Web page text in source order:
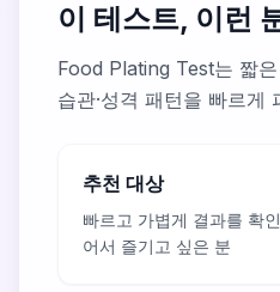
이 테스트, 이런
Food Plating Test는 짧
습관·성격 패턴을 빠르게
추천 대상
빠르고 가볍게 결과를 확
어서 즐기고 싶은 분